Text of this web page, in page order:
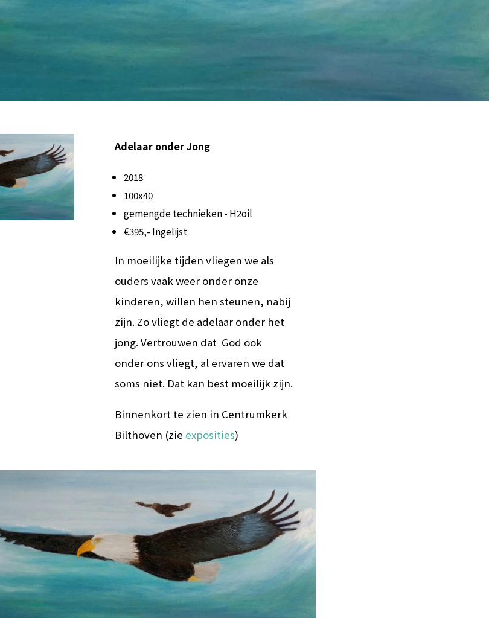
Adelaar onder Jong
2018
100x40
gemengde technieken - H2oil
€395,- Ingelijst
In moeilijke tijden vliegen we als
ouders vaak weer onder onze
kinderen, willen hen steunen, nabij
zijn. Zo vliegt de adelaar onder het
jong. Vertrouwen dat God ook
onder ons vliegt, al ervaren we dat
soms niet. Dat kan best moeilijk zijn.
Binnenkort te zien in Centrumkerk
Bilthoven (zie exposities)